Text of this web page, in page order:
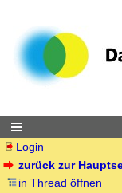
Login
zurück zur
in Thread öffnen